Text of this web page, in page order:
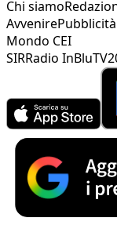
Chi siamo
AvvenirePubblicità
Mondo CEI
SIRRadio InBlu